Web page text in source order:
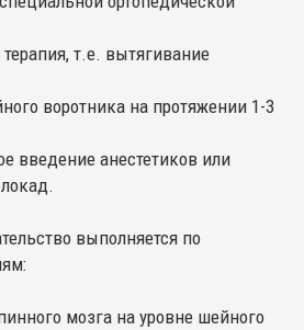
т.е. вытягивание
воротника на протяжении 1-3
введение анестетиков или
выполняется по
мозга на уровне шейного